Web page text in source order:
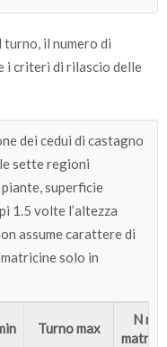
il numero di
i criteri di rilascio delle
dei cedui di castagno
sette regioni
superficie
1.5 volte l’altezza
assume carattere di
solo in
Turno max
N min